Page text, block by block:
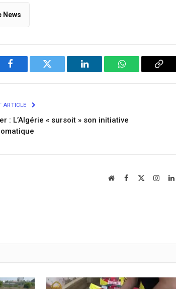
News
Facebook Twitter LinkedIn WhatsAppCopy
ARTICLE
: L’Algérie « sursoit » son initiative
WebsiteFacebook